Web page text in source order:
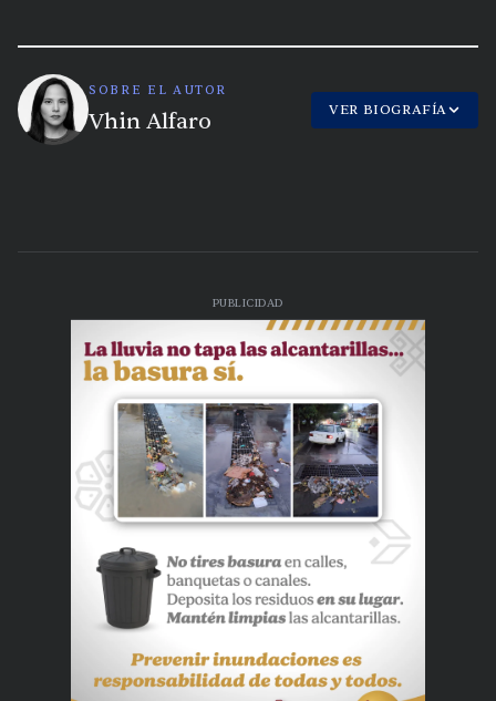
SOBRE EL AUTOR
Vhin Alfaro VER BIOGRAFÍA
PUBLICIDAD